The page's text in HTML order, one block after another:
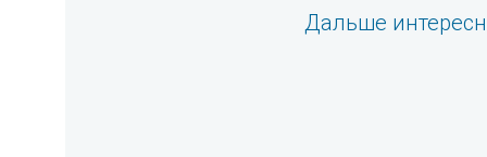
Дальше